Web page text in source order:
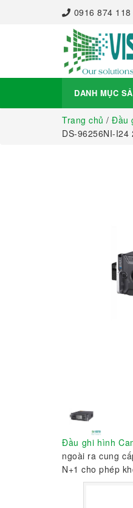
0916 874 118
DANH MỤC
Trang chủ / Đầu
DS-96256NI-I24
Đầu ghi hình
ngoài ra cung
N+1 cho phép